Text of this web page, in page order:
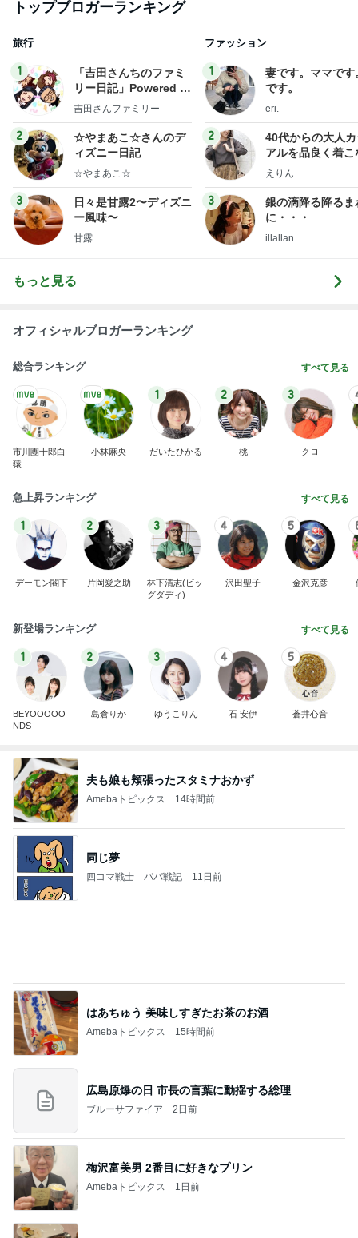
トップブロガーランキング
旅行
1
「吉田さんちのファミ
リー日記」Powered b
y Ameba 吉田さんファ
ミリーオフィシャルブ
ログ
吉田さんファミリー
2
☆やまあこ☆さんのデ
ィズニー日記
☆やまあこ☆
3
日々是甘露2〜ディズニ
ー風味〜
甘露
ファッション
1
妻です。ママです
です。
eri.
2
40代からの大人
アルを品良く着こ
ファッションブロ
えりん
3
銀の滴降る降るま
に・・・
illallan
もっと見る
オフィシャルブロガーランキング
総合ランキング すべて見る
市川團十郎白
猿
小林麻央
1
だいたひかる
2
桃
3
クロ
急上昇ランキング すべて見る
1
デーモン閣下
2
片岡愛之助
3
林下清志(ビッ
グダディ)
4
沢田聖子
5
金沢克彦
新登場ランキング すべて見る
1
BEYOOOOO
NDS
2
島倉りか
3
ゆうこりん
4
石 安伊
5
蒼井心音
夫も娘も頬張ったスタミナおかず
Amebaトピックス 14時間前
同じ夢
四コマ戦士 パパ戦記 11日前
広島原爆の日 市長の言葉に動揺する総理
ブルーサファイア 2日前
梅沢富美男 2番目に好きなプリン
Amebaトピックス 1日前
夫とファミレスで晩ごはん
武東由美オフィシャルブログ「MOTOちゃんとのは